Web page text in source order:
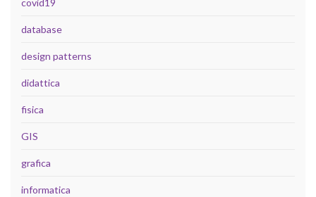
covid19
database
design patterns
didattica
fisica
GIS
grafica
informatica